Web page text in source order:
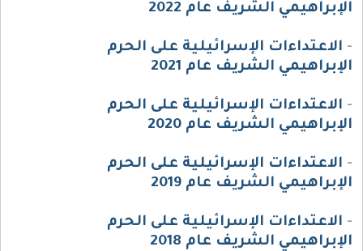
الإبراهيمي الشريف عام 2022
- الاعتداءات الإسرائيلية على الحرم
الإبراهيمي الشريف عام 2021
- الاعتداءات الإسرائيلية على الحرم
الإبراهيمي الشريف عام 2020
- الاعتداءات الإسرائيلية على الحرم
الإبراهيمي الشريف عام 2019
- الاعتداءات الإسرائيلية على الحرم
الإبراهيمي الشريف عام 2018